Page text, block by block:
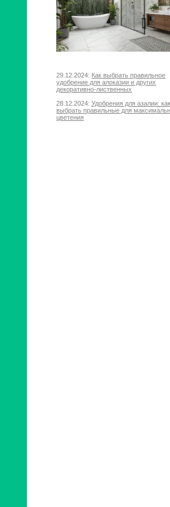
29.12.2024: Как выбрать правильное
удобрение для алоказии и других
декоративно-лиственных
28.12.2024: Удобрения для азалии: как
выбрать правильные для
цветения